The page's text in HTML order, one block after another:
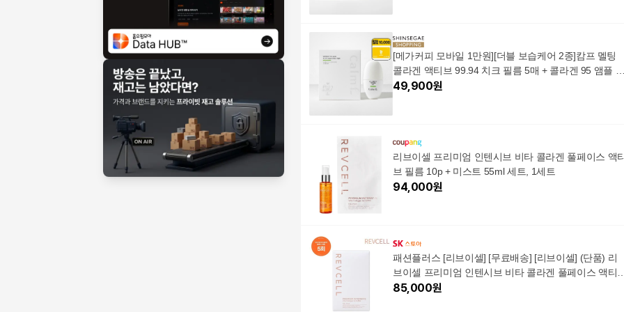
[메가커피 모바일 1만원][더블 보습케어 2종]캄프 멜팅
콜라겐 액티브 99.94 치크 필름 5매 + 콜라겐 95 앰플 미
스트
49,900원
리브이셀 프리미엄 인텐시브 비타 콜라겐 풀페이스 액
브 필름 10p + 미스트 55ml 세트, 1세트
94,000원
패션플러스 [리브이셀] [무료배송] [리브이셀] (단품) 리
브이셀 프리미엄 인텐시브 비타 콜라겐 풀페이스 액티브
필름
85,000원